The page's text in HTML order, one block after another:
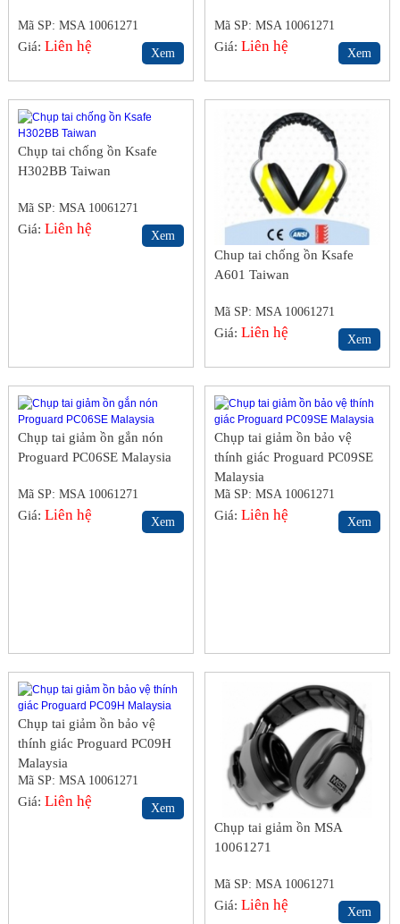
Mã SP: MSA 10061271
Giá:Liên hệ Xem
Mã SP: MSA 10061271
Giá:Liên hệ Xem
Chụp tai chống ồn Ksafe
H302BB Taiwan
Mã SP: MSA 10061271
Giá:Liên hệ Xem
Chup tai chống ồn Ksafe
A601 Taiwan
Mã SP: MSA 10061271
Giá:Liên hệ Xem
Chụp tai giảm ồn gắn nón
Proguard PC06SE Malaysia
Mã SP: MSA 10061271
Giá:Liên hệ Xem
Chụp tai giảm ồn bảo vệ
thính giác Proguard PC09SE
Malaysia
Mã SP: MSA 10061271
Giá:Liên hệ Xem
Chụp tai giảm ồn bảo vệ
thính giác Proguard PC09H
Malaysia
Mã SP: MSA 10061271
Giá:Liên hệ Xem
Chụp tai giảm ồn MSA
10061271
Mã SP: MSA 10061271
Giá:Liên hệ Xem